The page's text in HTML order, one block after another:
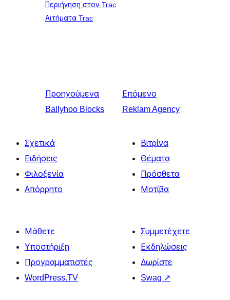
Περιήγηση στον Trac
Αιτήματα Trac
Προηγούμενα
Ballyhoo Blocks
Επόμενο
Reklam Agency
Σχετικά
Ειδήσεις
Φιλοξενία
Απόρρητο
Βιτρίνα
Θέματα
Πρόσθετα
Μοτίβα
Μάθετε
Υποστήριξη
Προγραμματιστές
WordPress.TV
Συμμετέχετε
Εκδηλώσεις
Δωρίστε
Swag ↗